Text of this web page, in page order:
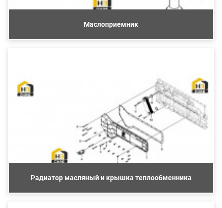
Маслоприемник
Радиатор масляный и крышка теплообменника